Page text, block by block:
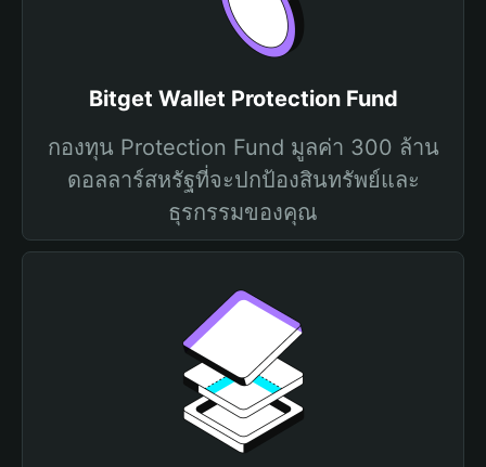
Bitget Wallet Protection Fund
กองทุน Protection Fund มูลค่า 300 ล้าน
ดอลลาร์สหรัฐที่จะปกป้องสินทรัพย์และ
ธุรกรรมของคุณ